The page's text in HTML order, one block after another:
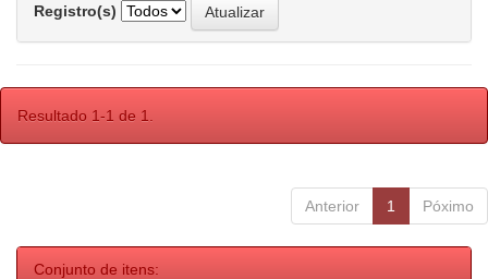
Registro(s)
Resultado 1-1 de 1.
Anterior 1 Póximo
Conjunto de itens: